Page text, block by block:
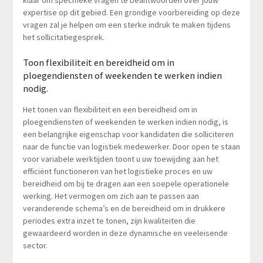
expertise op dit gebied. Een grondige voorbereiding op deze
vragen zal je helpen om een sterke indruk te maken tijdens
het sollicitatiegesprek.
Toon flexibiliteit en bereidheid om in
ploegendiensten of weekenden te werken indien
nodig.
Het tonen van flexibiliteit en een bereidheid om in
ploegendiensten of weekenden te werken indien nodig, is
een belangrijke eigenschap voor kandidaten die solliciteren
naar de functie van logistiek medewerker. Door open te staan
voor variabele werktijden toont u uw toewijding aan het
efficiënt functioneren van het logistieke proces en uw
bereidheid om bij te dragen aan een soepele operationele
werking. Het vermogen om zich aan te passen aan
veranderende schema’s en de bereidheid om in drukkere
periodes extra inzet te tonen, zijn kwaliteiten die
gewaardeerd worden in deze dynamische en veeleisende
sector.